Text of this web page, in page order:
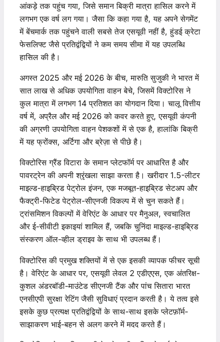
आंकड़े तक पहुंच गया, जिसे समान बिक्री मात्रा हासिल करने में
लगभग एक वर्ष लग गया। जैसा कि कहा गया है, यह अपने सेगमेंट
में बेंचमार्क तक पहुंचने वाली सबसे तेज एसयूवी नहीं है, हुंडई क्रेटा
फेसलिफ्ट जैसे प्रतिद्वंद्वियों ने कम समय सीमा में यह उपलब्धि
हासिल की है।
अगस्त 2025 और मई 2026 के बीच, मारुति सुजुकी ने भारत में
सात लाख से अधिक उपयोगिता वाहन बेचे, जिसमें विक्टोरिस ने
कुल मात्रा में लगभग 14 प्रतिशत का योगदान दिया। चालू वित्तीय
वर्ष में, अप्रैल और मई 2026 को कवर करते हुए, एसयूवी कंपनी
की अग्रणी उपयोगिता वाहन पेशकशों में से एक है, हालांकि बिक्री
में यह फ्रोंक्स, अर्टिगा और ब्रेज़ा से पीछे है।
विक्टोरिस ग्रैंड विटारा के समान प्लेटफॉर्म पर आधारित है और
पावरट्रेन की अपनी श्रृंखला साझा करता है। खरीदार 1.5-लीटर
माइल्ड-हाइब्रिड पेट्रोल इंजन, एक मजबूत-हाइब्रिड सेटअप और
फैक्ट्री-फिटेड पेट्रोल-सीएनजी विकल्प में से चुन सकते हैं।
ट्रांसमिशन विकल्पों में वेरिएंट के आधार पर मैनुअल, स्वचालित
और ई-सीवीटी इकाइयां शामिल हैं, जबकि चुनिंदा माइल्ड-हाइब्रिड
संस्करण ऑल-व्हील ड्राइव के साथ भी उपलब्ध हैं।
विक्टोरिस की प्रमुख शक्तियों में से एक इसकी व्यापक फीचर सूची
है। वेरिएंट के आधार पर, एसयूवी लेवल 2 एडीएएस, एक अंतरिक्ष-
कुशल अंडरबॉडी-माउंटेड सीएनजी टैंक और पांच सितारा भारत
एनसीएपी सुरक्षा रेटिंग जैसी सुविधाएं प्रदान करती है। ये तत्व इसे
इसके कुछ प्रत्यक्ष प्रतिद्वंद्वियों के साथ-साथ इसके प्लेटफ़ॉर्म-
साझाकरण भाई-बहन से अलग करने में मदद करते हैं।